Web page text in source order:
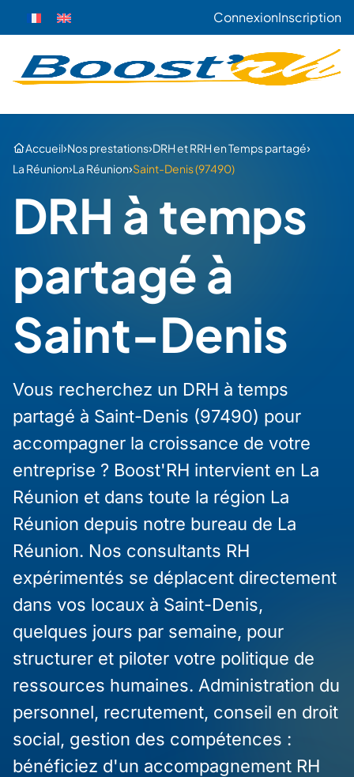
ConnexionInscription
Accueil›Nos prestations›DRH et RRH en Temps partagé›
La Réunion›La Réunion›Saint-Denis (97490)
DRH à temps
partagé à
Saint-Denis
Vous recherchez un DRH à temps
partagé à Saint-Denis (97490) pour
accompagner la croissance de votre
entreprise ? Boost'RH intervient en La
Réunion et dans toute la région La
Réunion depuis notre bureau de La
Réunion. Nos consultants RH
expérimentés se déplacent directement
dans vos locaux à Saint-Denis,
quelques jours par semaine, pour
structurer et piloter votre politique de
ressources humaines. Administration du
personnel, recrutement, conseil en droit
social, gestion des compétences :
bénéficiez d'un accompagnement RH